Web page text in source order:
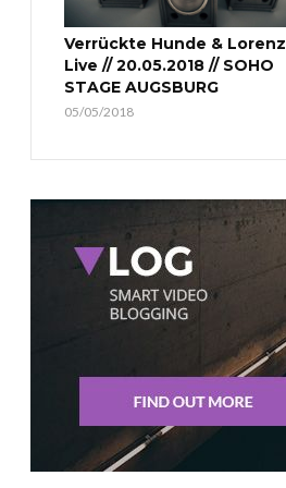
Verrückte Hunde & Lorenz
Live // 20.05.2018 // SOHO
STAGE AUGSBURG
05/05/2018